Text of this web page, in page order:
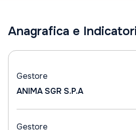
Anagrafica e
Gestore
ANIMA SGR S.P.A
Gestore